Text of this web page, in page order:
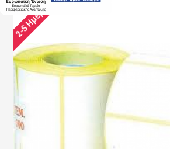
2-5 Ημέρες